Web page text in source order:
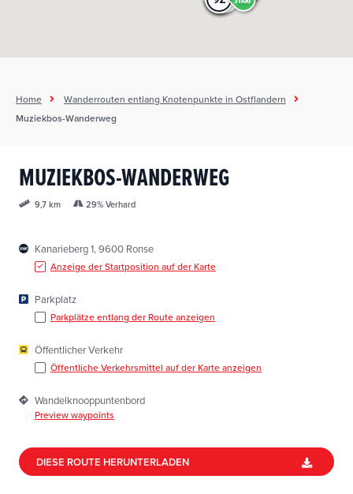
MUZIEKBOS-WANDERWEG
9,7 km 29% Verhard
Kanarieberg 1, 9600 Ronse
Anzeige der Startposition auf der Karte
Parkplatz
Parkplätze entlang der Route anzeigen
Öffentlicher Verkehr
Öffentliche Verkehrsmittel auf der Karte anzeigen
Wandelknooppuntenbord
Preview waypoints
DIESE ROUTE HERUNTERLADEN
Home
Wanderrouten entlang Knotenpunkte in Ostflandern
Muziekbos-Wanderweg